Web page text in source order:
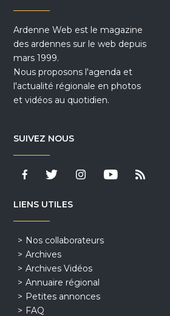
Ardenne Web est le magazine
des ardennes sur le web depuis
mars 1999.
Nous proposons l'agenda et
l'actualité régionale en photos
et vidéos au quotidien.
SUIVEZ NOUS
LIENS UTILES
Nos collaborateurs
Archives
Archives Vidéos
Annuaire régional
Petites annonces
FAQ